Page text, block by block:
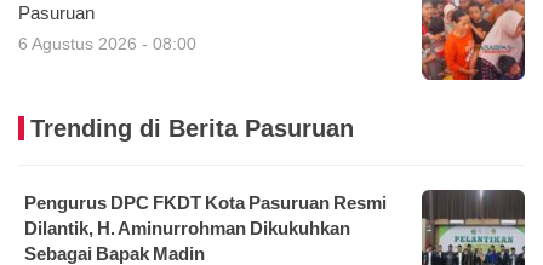
Pasuruan
6 Agustus 2026 - 08:00
Trending di Berita Pasuruan
Pengurus DPC FKDT Kota Pasuruan Resmi
Dilantik, H. Aminurrohman Dikukuhkan
Sebagai Bapak Madin